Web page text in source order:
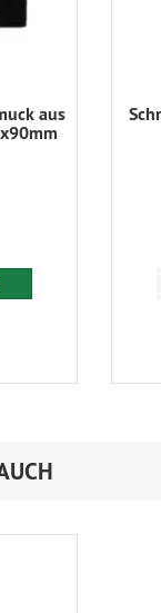
aus
den Warenkorb